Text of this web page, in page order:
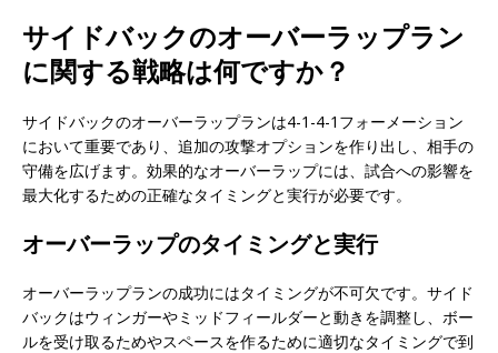
サイドバックのオーバーラップラン
に関する戦略は何ですか？
サイドバックのオーバーラップランは4-1-4-1フォーメーション
において重要であり、追加の攻撃オプションを作り出し、相手の
守備を広げます。効果的なオーバーラップには、試合への影響を
最大化するための正確なタイミングと実行が必要です。
オーバーラップのタイミングと実行
オーバーラップランの成功にはタイミングが不可欠です。サイド
バックはウィンガーやミッドフィールダーと動きを調整し、ボー
ルを受け取るためやスペースを作るために適切なタイミングで到